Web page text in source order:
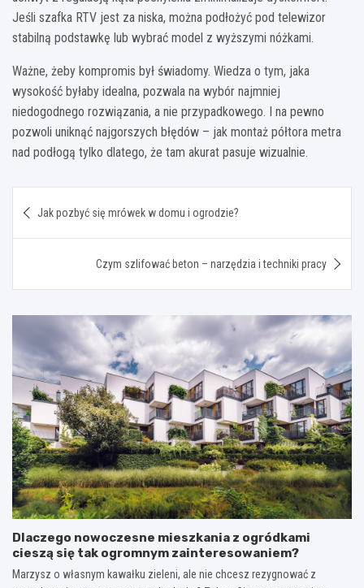
Jeśli szafka RTV jest za niska, można podłożyć pod telewizor
stabilną podstawkę lub wybrać model z wyższymi nóżkami.
Ważne, żeby kompromis był świadomy. Wiedza o tym, jaka
wysokość byłaby idealna, pozwala na wybór najmniej
niedogodnego rozwiązania, a nie przypadkowego. I na pewno
pozwoli uniknąć najgorszych błędów – jak montaż półtora metra
nad podłogą tylko dlatego, że tam akurat pasuje wizualnie.
wpisu
Jak pozbyć się mrówek w domu i ogrodzie?
Czym szlifować beton – narzędzia i techniki pracy
Dlaczego nowoczesne mieszkania z ogródkami
cieszą się tak ogromnym zainteresowaniem?
Marzysz o własnym kawałku zieleni, ale nie chcesz rezygnować z